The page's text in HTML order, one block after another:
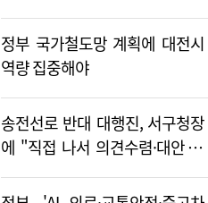
정부 국가철도망 계획에 대전시
역량 집중해야
송전선로 반대 대행진, 서구청장
에 "직접 나서 의견수렴·대안 제
시해야"